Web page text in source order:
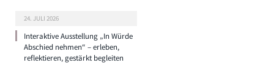
24. JULI 2026
Interaktive Ausstellung „In Würde
Abschied nehmen“ – erleben,
reflektieren, gestärkt begleiten